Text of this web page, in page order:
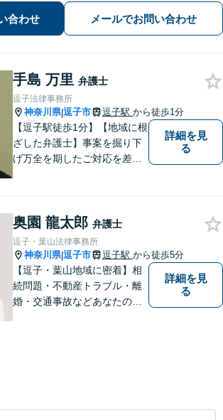
【初回面談無料】【夜間・休日は予約
で対応可】【法テラス可】
合わせ メールでお問い合わせ
手島 万里 弁護士
逗子法律事務所
神奈川県|逗子市 逗子駅 から徒歩1分
【逗子駅徒歩1分】【地域に根
ざした弁護士】事案を掘り下
げ万全を期したご対応を差し
ど、幅広く対応可能。【明確
な料金体系】１件１件ていね
いに対応させて頂きます。ご
連絡ください。
詳細を見
る
奥園 龍太郎 弁護士
逗子・葉山法律事務所
神奈川県|逗子市 逗子駅 から徒歩5分
【逗子・葉山地域に密着】相
続問題・不動産トラブル・離
婚・交通事故などあなたの困
詳細を見
る